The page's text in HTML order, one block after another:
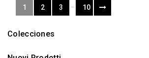
1 2 3 10
Colecciones